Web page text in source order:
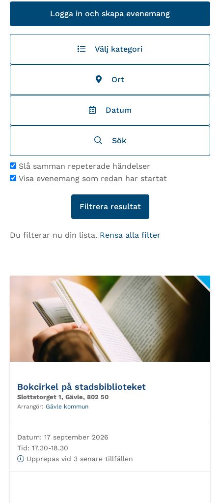
Logga in och skapa evenemang
Välj kategori
Ort
Datum
Sök
Slå samman repeterade händelser
Visa evenemang som redan har startat
Du filterar nu din lista. Rensa alla filter
Bokcirkel på stadsbiblioteket
Slottstorget 1, Gävle, 802 50
Arrangör: Gävle kommun
Datum: 17 september 2026
Tid: 17.30-18.30
Upprepas vid 3 senare tillfällen